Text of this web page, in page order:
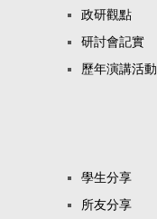
政研觀點
研討會記實
歷年演講活動
學生分享
所友分享